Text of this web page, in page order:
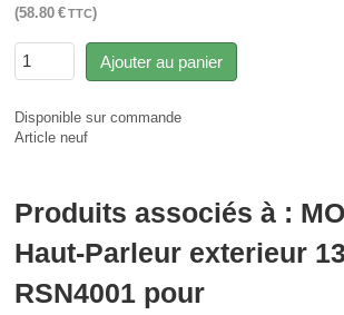
58.80 €TTC
Ajouter au panier
Disponible sur commande
Article neuf
Produits associés à :
Haut-Parleur exterieur
RSN4001 pour